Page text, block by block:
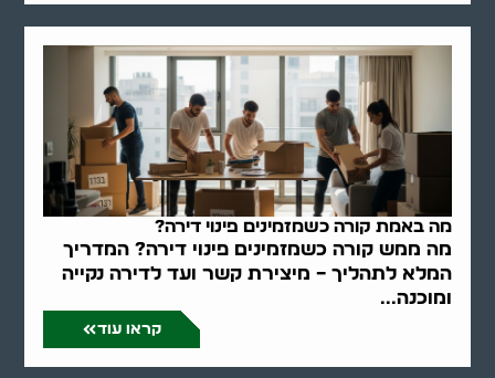
מה באמת קורה כשמזמינים פינוי דירה?
מה ממש קורה כשמזמינים פינוי דירה? המדריך
המלא לתהליך – מיצירת קשר ועד לדירה נקייה
ומוכנה...
קראו עוד